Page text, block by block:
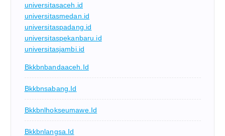
universitasaceh.id
universitasmedan.id
universitaspadang.id
universitaspekanbaru.id
universitasjambi.id
Bkkbnbandaaceh.id
Bkkbnsabang.id
Bkkbnlhokseumawe.id
Bkkbnlangsa.id